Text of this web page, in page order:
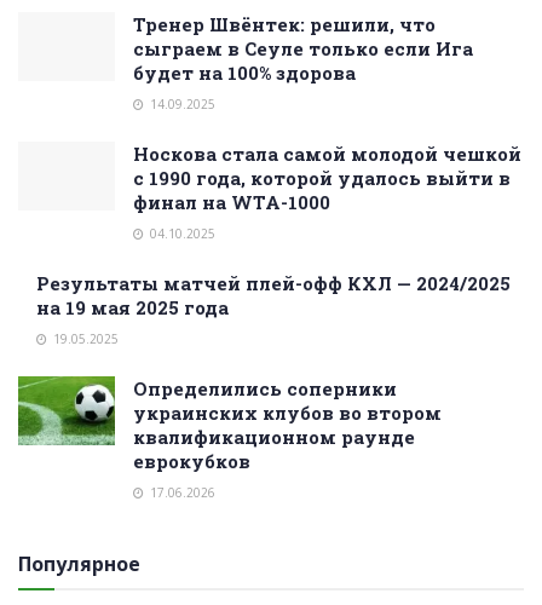
Тренер Швёнтек: решили, что
сыграем в Сеуле только если Ига
будет на 100% здорова
14.09.2025
Носкова стала самой молодой чешкой
с 1990 года, которой удалось выйти в
финал на WTA-1000
04.10.2025
Результаты матчей плей-офф КХЛ — 2024/2025
на 19 мая 2025 года
19.05.2025
Определились соперники
украинских клубов во втором
квалификационном раунде
еврокубков
17.06.2026
Популярное